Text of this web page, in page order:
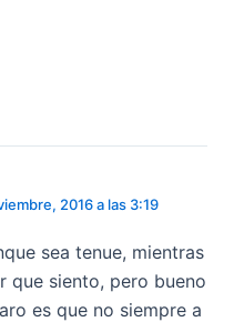
2016 a las 3:19
sea tenue, mientras
que siento, pero bueno
es que no siempre a